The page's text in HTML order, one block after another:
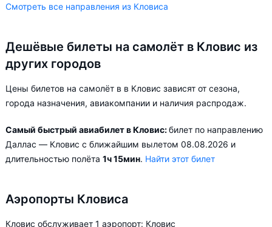
Смотреть все направления из Кловиса
Дешёвые билеты на самолёт в Кловис из
других городов
Цены билетов на самолёт в в Кловис зависят от сезона,
города назначения, авиакомпании и наличия распродаж.
Самый быстрый авиабилет в Кловис:билет по направлению
Даллас — Кловис с ближайшим вылетом 08.08.2026 и
длительностью полёта 1ч 15мин. Найти этот билет
Аэропорты Кловиса
Кловис обслуживает 1 аэропорт: Кловис